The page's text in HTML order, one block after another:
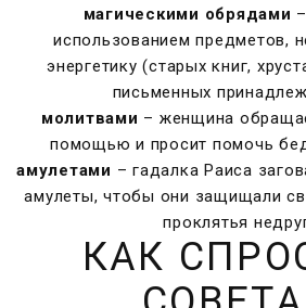
магическими обрядами
использованием предметов,
энергетику (старых книг,
письменных
молитвами – женщина
помощью и просит помочь
амулетами – гадалка Раиса
амулеты, чтобы они защищали
проклятья
КАК